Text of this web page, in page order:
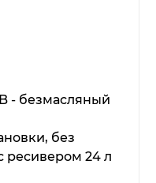
- безмасляный
без
ресивером 24 л